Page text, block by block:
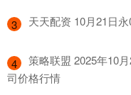
3 天天配资 10月21日
4
策略联盟 2025年10
司价格行情